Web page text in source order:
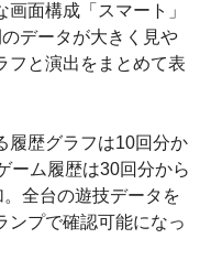
画面構成「スマート」
データが大きく見や
フと演出をまとめて表
履歴グラフは10回分か
ーム履歴は30回分から
全台の遊技データを
ンプで確認可能になっ